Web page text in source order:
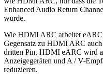
Enhanced Audio Return
wurde.
Wie HDMI ARC arbeitet
Gegensatz zu HDMI ARC
dritten Pin. HDMI eARC wird
Anzeigegeräten und A / V-
reduzieren.